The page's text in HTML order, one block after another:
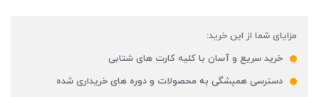
مزایای شما از این خرید:
خرید سریع و آسان با کلیه کارت های شتابی
دسترسی همیشگی به محصولات و دوره های خریداری شده